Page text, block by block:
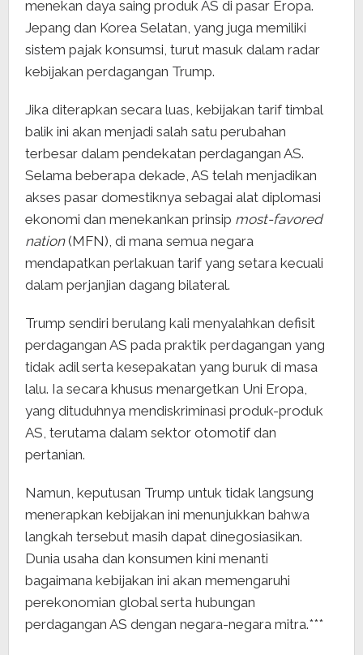
menekan daya saing produk AS di pasar Eropa.
Jepang dan Korea Selatan, yang juga memiliki
sistem pajak konsumsi, turut masuk dalam radar
kebijakan perdagangan Trump.
Jika diterapkan secara luas, kebijakan tarif timbal
balik ini akan menjadi salah satu perubahan
terbesar dalam pendekatan perdagangan AS.
Selama beberapa dekade, AS telah menjadikan
akses pasar domestiknya sebagai alat diplomasi
ekonomi dan menekankan prinsip most-favored
nation(MFN), di mana semua negara
mendapatkan perlakuan tarif yang setara kecuali
dalam perjanjian dagang bilateral.
Trump sendiri berulang kali menyalahkan defisit
perdagangan AS pada praktik perdagangan yang
tidak adil serta kesepakatan yang buruk di masa
lalu. Ia secara khusus menargetkan Uni Eropa,
yang dituduhnya mendiskriminasi produk-produk
AS, terutama dalam sektor otomotif dan
pertanian.
Namun, keputusan Trump untuk tidak langsung
menerapkan kebijakan ini menunjukkan bahwa
langkah tersebut masih dapat dinegosiasikan.
Dunia usaha dan konsumen kini menanti
bagaimana kebijakan ini akan memengaruhi
perekonomian global serta hubungan
perdagangan AS dengan negara-negara mitra.***